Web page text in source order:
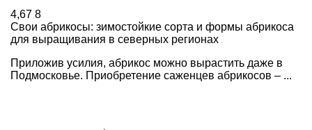
4,67 8
Свои абрикосы: зимостойкие сорта и формы абрикоса
для выращивания в северных регионах
Приложив усилия, абрикос можно вырастить даже в
Подмосковье. Приобретение саженцев абрикосов – ...